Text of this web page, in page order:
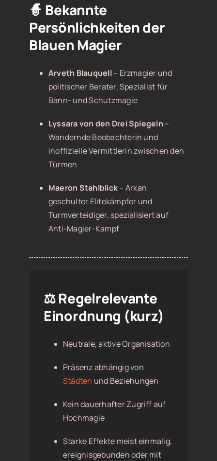
🧙 Bekannte
Persönlichkeiten der
Blauen Magier
Arveth Blauquell– Erzmagier und
politischer Berater, Spezialist für
Bann- und Schutzmagie
Lyssara von den Drei Spiegeln –
Wandernde Beobachterin und
inoffizielle Vermittlerin zwischen den
Türmen
Maeron Stahlblick– Arkan
geschulter Elitekämpfer und
Turmverteidiger, spezialisiert auf
Anti-Magier-Kampf
⚖️ Regelrelevante
Einordnung (kurz)
Neutrale, aktive Organisation
Präsenz abhängig von
Städten und Beziehungen
Kein dauerhafter Zugriff auf
Hochmagie
Starke Effekte meist einmalig,
ereignisgebunden oder mit